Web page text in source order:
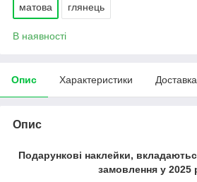
матова глянець
В наявності
Опис Характеристики Доставка
Опис
Подарункові наклейки,
замовлення у 2025